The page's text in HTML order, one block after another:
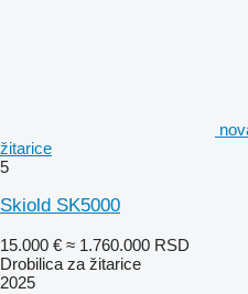
žitarice
5
Skiold SK5000
15.000 € ≈ 1.760.000 RSD
Drobilica za žitarice
2025